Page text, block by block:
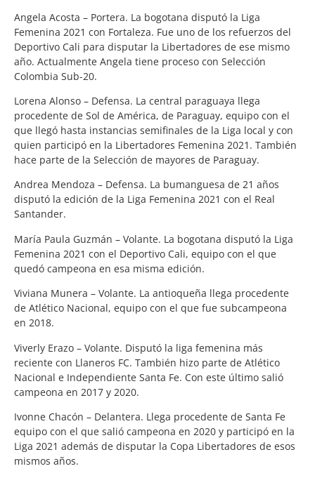
Angela Acosta – Portera. La bogotana disputó la Liga
Femenina 2021 con Fortaleza. Fue uno de los refuerzos del
Deportivo Cali para disputar la Libertadores de ese mismo
año. Actualmente Angela tiene proceso con Selección
Colombia Sub-20.
Lorena Alonso – Defensa. La central paraguaya llega
procedente de Sol de América, de Paraguay, equipo con el
que llegó hasta instancias semifinales de la Liga local y con
quien participó en la Libertadores Femenina 2021. También
hace parte de la Selección de mayores de Paraguay.
Andrea Mendoza – Defensa. La bumanguesa de 21 años
disputó la edición de la Liga Femenina 2021 con el Real
Santander.
María Paula Guzmán – Volante. La bogotana disputó la Liga
Femenina 2021 con el Deportivo Cali, equipo con el que
quedó campeona en esa misma edición.
Viviana Munera – Volante. La antioqueña llega procedente
de Atlético Nacional, equipo con el que fue subcampeona
en 2018.
Viverly Erazo – Volante. Disputó la liga femenina más
reciente con Llaneros FC. También hizo parte de Atlético
Nacional e Independiente Santa Fe. Con este último salió
campeona en 2017 y 2020.
Ivonne Chacón – Delantera. Llega procedente de Santa Fe
equipo con el que salió campeona en 2020 y participó en la
Liga 2021 además de disputar la Copa Libertadores de esos
mismos años.